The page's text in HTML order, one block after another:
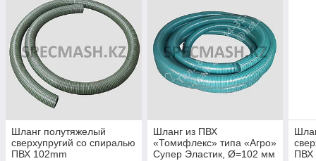
Шланг полутяжелый
сверхупругий со спиралью
ПВХ 102mm
Шланг из ПВХ
«Томифлекс» типа «Агро»
Супер Эластик, Ø=102 мм
ПВХ